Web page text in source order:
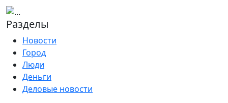
Разделы
Новости
Город
Люди
Деньги
Деловые новости